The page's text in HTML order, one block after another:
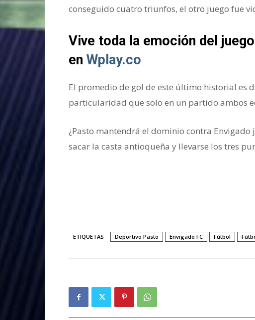
conseguido cuatro triunfos, el otro juego fue
Vive toda la emoción del
en Wplay.co
El promedio de gol de este último historial es
particularidad que solo en un partido ambos
¿Pasto mantendrá el dominio contra
sacar la casta antioqueña y llevarse los tres
ETIQUETAS Deportivo Pasto Envigado FC Fútbol